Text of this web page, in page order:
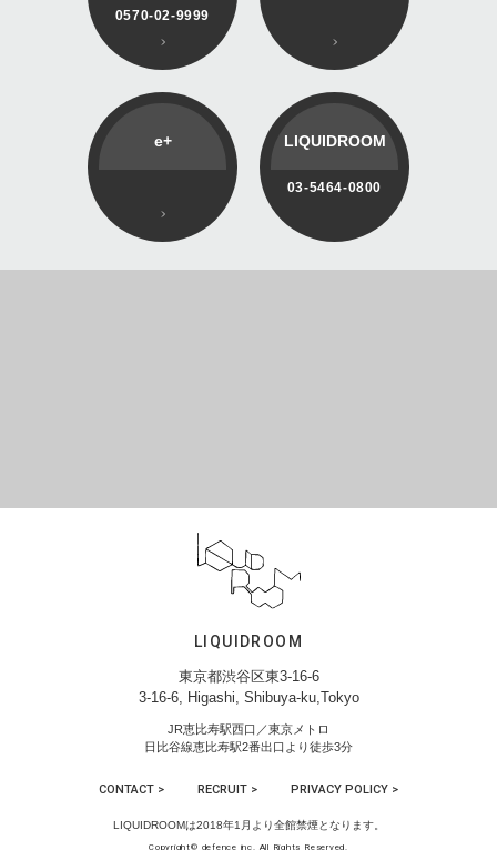
0570-02-9999
e+ LIQUIDROOM
03-5464-0800
LIQUIDROOM
東京都渋谷区東3-16-6
3-16-6, Higashi, Shibuya-ku,Tokyo
JR恵比寿駅西口／東京メトロ
日比谷線恵比寿駅2番出口より徒歩3分
CONTACT > RECRUIT > PRIVACY POLICY >
LIQUIDROOMは2018年1月より全館禁煙となります。
Copyright© defence inc. All Rights Reserved.